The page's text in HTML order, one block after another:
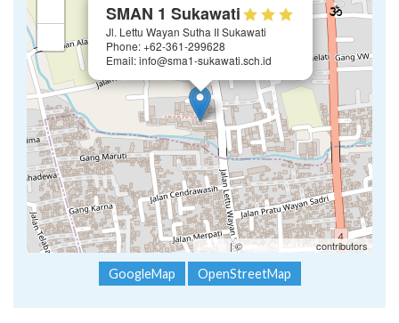
SMAN 1 Sukawati
Jl. Lettu Wayan Sutha II Sukawati
Phone: +62-361-299628
Email: info@sma1-sukawati.sch.id
Leaflet | ©OpenStreetMap contributors
GoogleMap OpenStreetMap